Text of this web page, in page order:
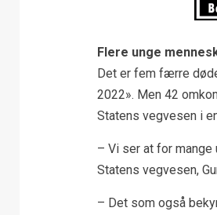
Flere unge
Det er fem færre
2022». Men 42
Statens vegvesen i
– Vi ser at for
Statens vegvesen,
– Det som også